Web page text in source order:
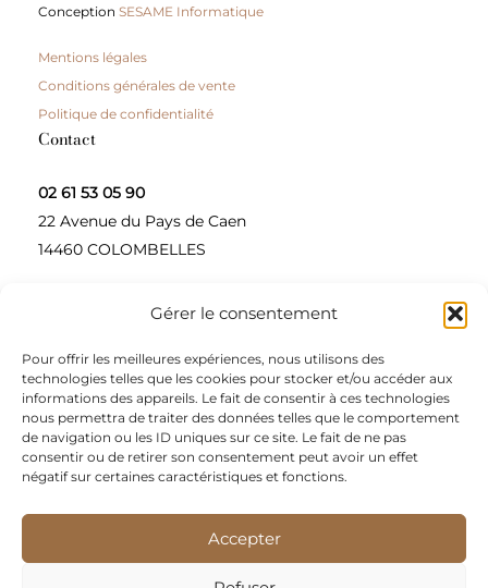
Gérer le consentement
Pour offrir les meilleures expériences, nous utilisons des
technologies telles que les cookies pour stocker et/ou accéder aux
informations des appareils. Le fait de consentir à ces technologies
nous permettra de traiter des données telles que le comportement
de navigation ou les ID uniques sur ce site. Le fait de ne pas
consentir ou de retirer son consentement peut avoir un effet
négatif sur certaines caractéristiques et fonctions.
Accepter
ConceptionSESAME Informatique
Mentions légales
Conditions générales de vente
Politique de confidentialité
Contact
02 61 53 05 90
22 Avenue du Pays de Caen
14460 COLOMBELLES
Contactez-nous
A propos
Une entreprise à taille humaine, concepteur et
fournisseur de produits alimentaires et d’épices pour
les restaurateurs, dont le siège social est à Colombelles
Nous sommes apporteurs d’idées, de solutions, et
répondons présents pour les demandes spécifiques des